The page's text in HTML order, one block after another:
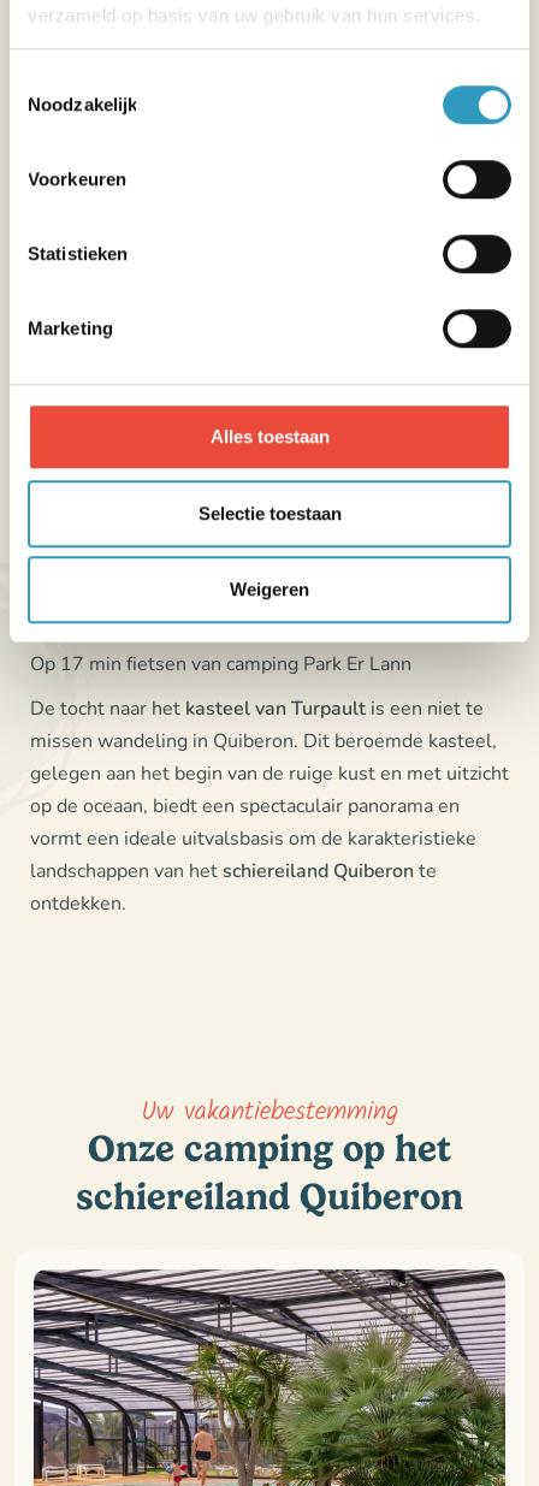
verzameld op basis van uw gebruik van hun services.
Noodzakelijk
Voorkeuren
Statistieken
Marketing
Alles toestaan
Selectie toestaan
Weigeren
Wandeling naar het kasteel van Turpault
Op 17 min fietsen van camping Park Er Lann
De tocht naar het kasteel van Turpault is een niet te
missen wandeling in Quiberon. Dit beroemde kasteel,
gelegen aan het begin van de ruige kust en met uitzicht
op de oceaan, biedt een spectaculair panorama en
vormt een ideale uitvalsbasis om de karakteristieke
landschappen van hetschiereiland Quiberonte
ontdekken.
Uw vakantiebestemming
Onze camping op het
schiereiland Quiberon